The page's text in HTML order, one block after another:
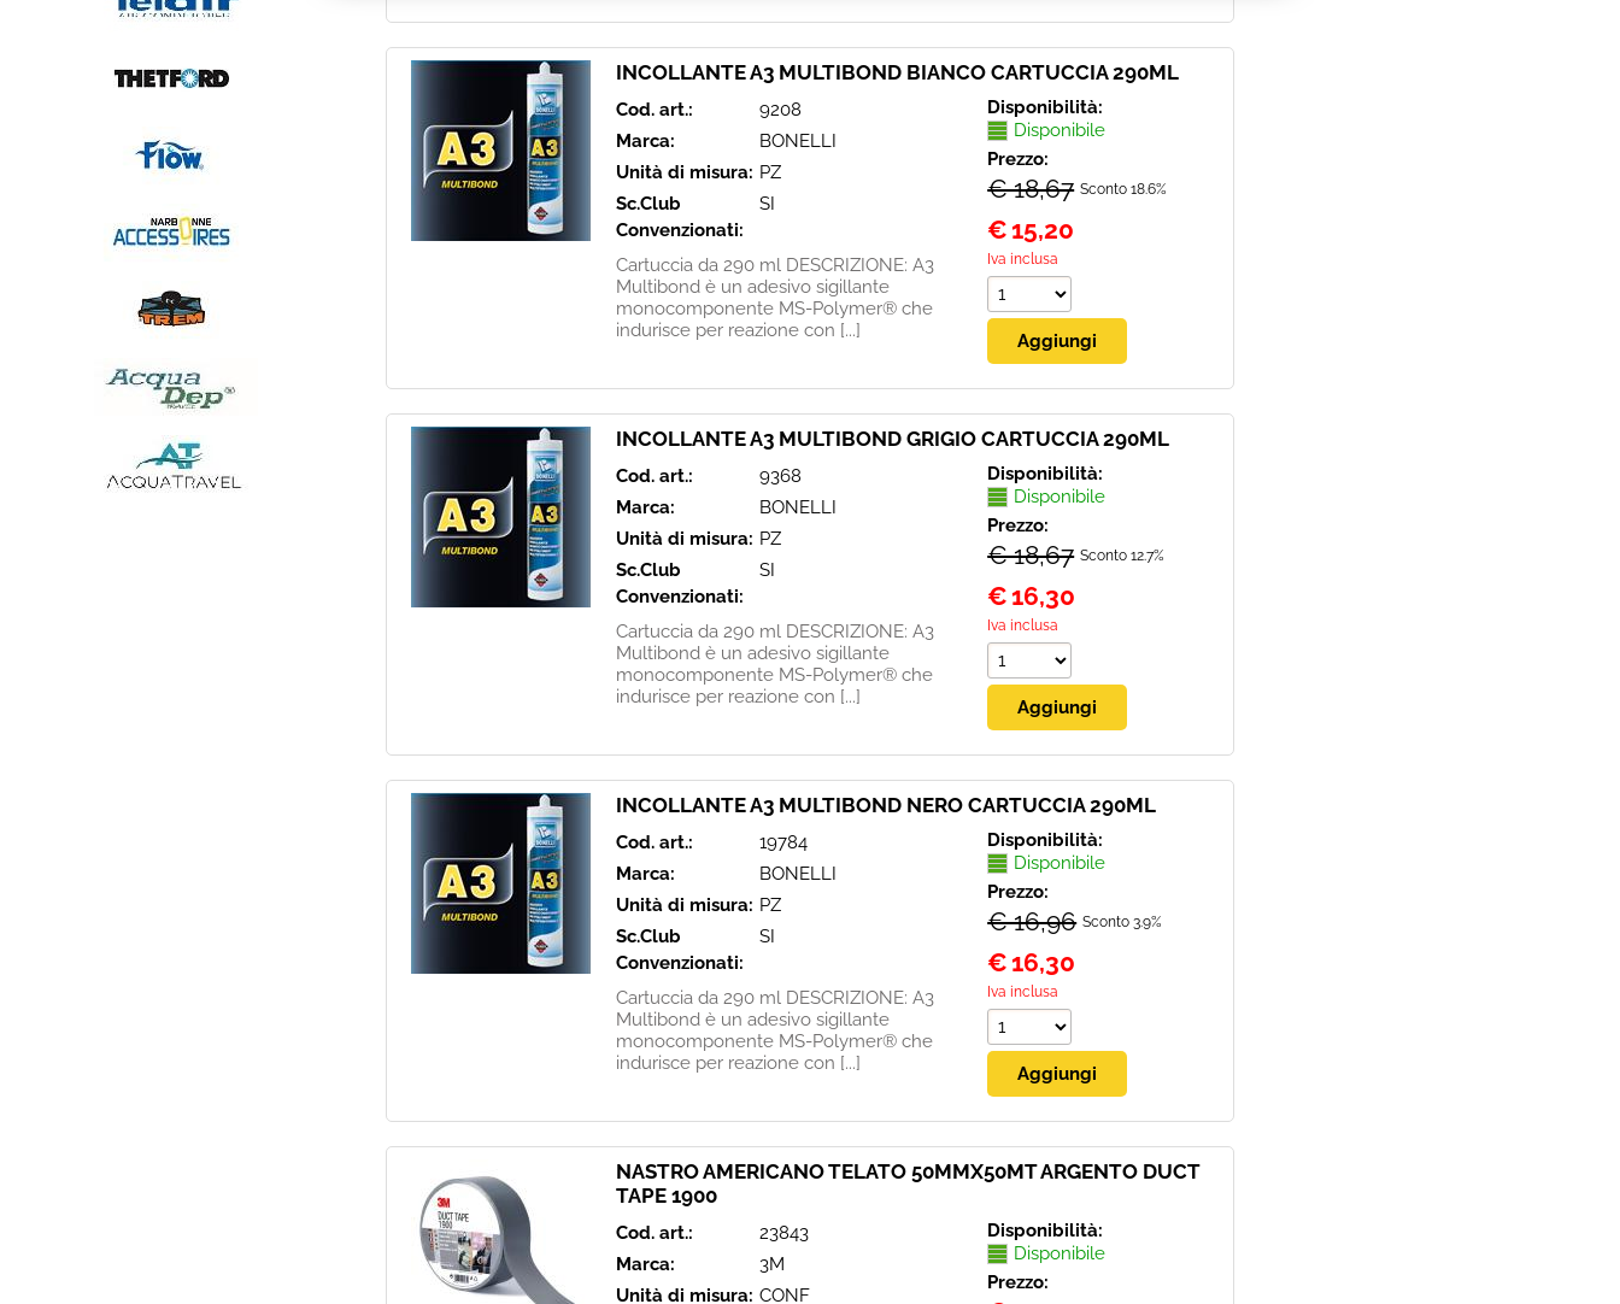
INCOLLANTE A3 MULTIBOND BIANCO CARTUCCIA 290ML
Cod. art.:
9208
Marca:
BONELLI
Unità di misura: PZ
Sc.Club
Convenzionati:
SI
Cartuccia da 290 ml DESCRIZIONE: A3
Multibond è un adesivo sigillante
monocomponente MS-Polymer® che
indurisce per reazione con [...]
Disponibilità:
Disponibile
Prezzo:
€ 18,67 Sconto 18.6%
€ 15,20
Iva inclusa
INCOLLANTE A3 MULTIBOND GRIGIO CARTUCCIA 290ML
Cod. art.:
9368
Marca:
BONELLI
Unità di misura: PZ
Sc.Club
Convenzionati:
SI
Cartuccia da 290 ml DESCRIZIONE: A3
Multibond è un adesivo sigillante
monocomponente MS-Polymer® che
indurisce per reazione con [...]
Disponibilità:
Disponibile
Prezzo:
€ 18,67 Sconto 12.7%
€ 16,30
Iva inclusa
INCOLLANTE A3 MULTIBOND NERO CARTUCCIA 290ML
Cod. art.:
19784
Marca:
BONELLI
Unità di misura: PZ
Sc.Club
Convenzionati:
SI
Cartuccia da 290 ml DESCRIZIONE: A3
Multibond è un adesivo sigillante
monocomponente MS-Polymer® che
indurisce per reazione con [...]
Disponibilità:
Disponibile
Prezzo:
€ 16,96 Sconto 3.9%
€ 16,30
Iva inclusa
NASTRO AMERICANO TELATO 50MMX50MT ARGENTO DUCT
TAPE 1900
Cod. art.:
23843
Marca:
3M
Unità di misura: CONF
Disponibilità:
Disponibile
Prezzo: